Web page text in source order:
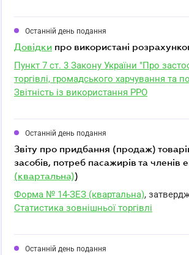
Останній день подання
довідки про використані
Пункт 7 ст. 3 Закону України "Про
торгівлі, громадського харчування та
Звітність із використання РРО
Останній день подання
звіту про придбання (продаж) товарів для забезпечення життєдіяльності транспортних
засобів, потреб пасажирів та
(квартальна))
Форма № 14-ЗЕЗ (квартальна),
Статистика зовнішньої торгівлі
Останній день подання